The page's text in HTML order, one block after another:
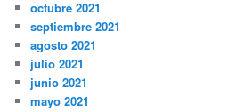
octubre 2021
septiembre 2021
agosto 2021
julio 2021
junio 2021
mayo 2021